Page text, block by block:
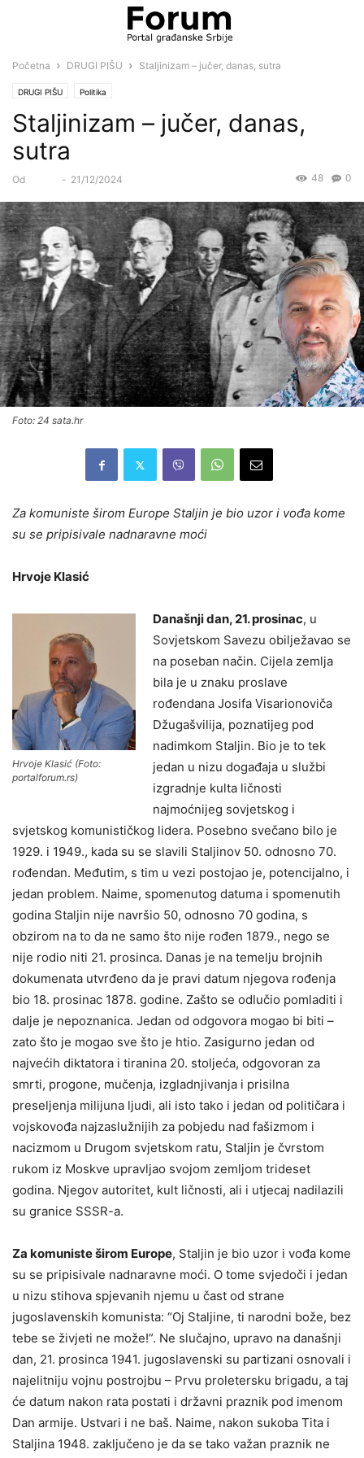
Početna DRUGI PIŠU Staljinizam – jučer, danas, sutra
DRUGI PIŠU Politika
Staljinizam – jučer, danas,
sutra
Od - 21/12/2024 0
48
Foto: 24 sata.hr
Za komuniste širom Europe Staljin je bio uzor i vođa kome
su se pripisivale nadnaravne moći
Hrvoje Klasić
Hrvoje Klasić (Foto:
portalforum.rs)
Današnji dan, 21. prosinac, u
Sovjetskom Savezu obilježavao se
na poseban način. Cijela zemlja
bila je u znaku proslave
rođendana Josifa Visarionoviča
Džugašvilija, poznatijeg pod
nadimkom Staljin. Bio je to tek
jedan u nizu događaja u službi
izgradnje kulta ličnosti
najmoćnijeg sovjetskog i
svjetskog komunističkog lidera. Posebno svečano bilo je
1929. i 1949., kada su se slavili Staljinov 50. odnosno 70.
rođendan. Međutim, s tim u vezi postojao je, potencijalno, i
jedan problem. Naime, spomenutog datuma i spomenutih
godina Staljin nije navršio 50, odnosno 70 godina, s
obzirom na to da ne samo što nije rođen 1879., nego se
nije rodio niti 21. prosinca. Danas je na temelju brojnih
dokumenata utvrđeno da je pravi datum njegova rođenja
bio 18. prosinac 1878. godine. Zašto se odlučio pomladiti i
dalje je nepoznanica. Jedan od odgovora mogao bi biti –
zato što je mogao sve što je htio. Zasigurno jedan od
najvećih diktatora i tiranina 20. stoljeća, odgovoran za
smrti, progone, mučenja, izgladnjivanja i prisilna
preseljenja milijuna ljudi, ali isto tako i jedan od političara i
vojskovođa najzaslužnijih za pobjedu nad fašizmom i
nacizmom u Drugom svjetskom ratu, Staljin je čvrstom
rukom iz Moskve upravljao svojom zemljom trideset
godina. Njegov autoritet, kult ličnosti, ali i utjecaj nadilazili
su granice SSSR-a.
Za komuniste širom Europe, Staljin je bio uzor i vođa kome
su se pripisivale nadnaravne moći. O tome svjedoči i jedan
u nizu stihova spjevanih njemu u čast od strane
jugoslavenskih komunista: “Oj Staljine, ti narodni bože, bez
tebe se živjeti ne može!”. Ne slučajno, upravo na današnji
dan, 21. prosinca 1941. jugoslavenski su partizani osnovali i
najelitniju vojnu postrojbu – Prvu proletersku brigadu, a taj
će datum nakon rata postati i državni praznik pod imenom
Dan armije. Ustvari i ne baš. Naime, nakon sukoba Tita i
Staljina 1948. zaključeno je da se tako važan praznik ne